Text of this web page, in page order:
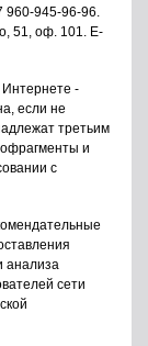
960-945-96-96
51, оф. 101
. E-
Интернете -
если не
третьим
и
с
анализа
сети